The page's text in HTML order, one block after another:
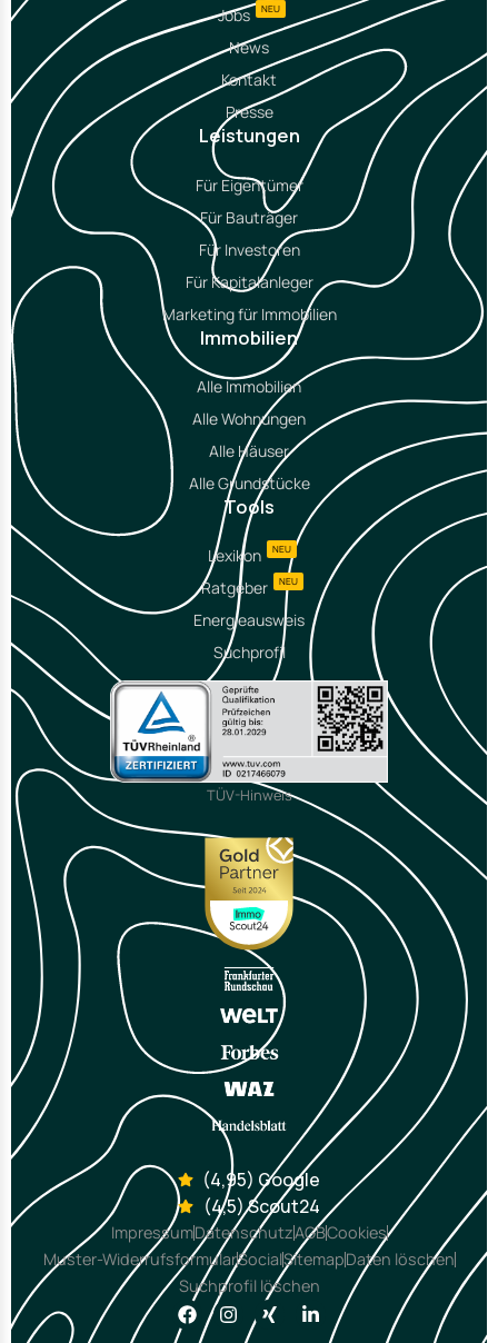
Jobs
NEU
News
Kontakt
Presse
Leistungen
Für Eigentümer
Für Bauträger
Für Investoren
Für Kapitalanleger
Marketing für Immobilien
Immobilien
Alle Immobilien
Alle Wohnungen
Alle Häuser
Alle Grundstücke
Tools
Lexikon NEU
Ratgeber NEU
Energieausweis
Suchprofil
TÜV-Hinweis
(4,95) Google
(4,5) Scout24
ImpressumDatenschutzAGBCookies
Muster-WiderrufsformularSocialSitemapDaten löschen
Suchprofil löschen